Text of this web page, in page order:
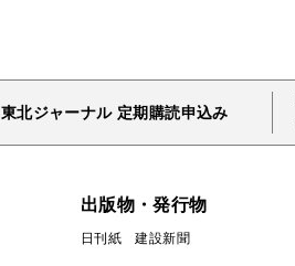
東北ジャーナル 定期購読申込み
出版物・発行物
日刊紙 建設新聞